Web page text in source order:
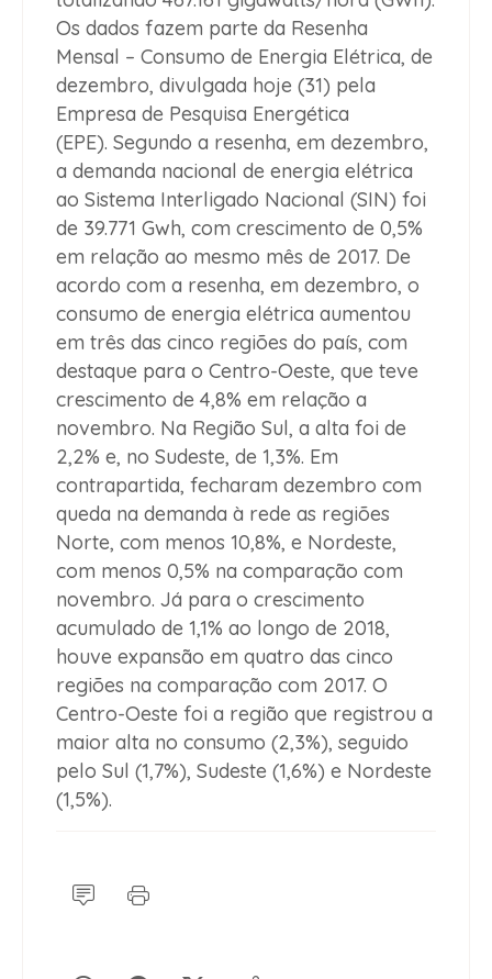
Os dados fazem parte da Resenha
Mensal – Consumo de Energia Elétrica, de
dezembro, divulgada hoje (31) pela
Empresa de Pesquisa Energética
(EPE). Segundo a resenha, em dezembro,
a demanda nacional de energia elétrica
ao Sistema Interligado Nacional (SIN) foi
de 39.771 Gwh, com crescimento de 0,5%
em relação ao mesmo mês de 2017. De
acordo com a resenha, em dezembro, o
consumo de energia elétrica aumentou
em três das cinco regiões do país, com
destaque para o Centro-Oeste, que teve
crescimento de 4,8% em relação a
novembro. Na Região Sul, a alta foi de
2,2% e, no Sudeste, de 1,3%. Em
contrapartida, fecharam dezembro com
queda na demanda à rede as regiões
Norte, com menos 10,8%, e Nordeste,
com menos 0,5% na comparação com
novembro. Já para o crescimento
acumulado de 1,1% ao longo de 2018,
houve expansão em quatro das cinco
regiões na comparação com 2017. O
Centro-Oeste foi a região que registrou a
maior alta no consumo (2,3%), seguido
pelo Sul (1,7%), Sudeste (1,6%) e Nordeste
(1,5%).